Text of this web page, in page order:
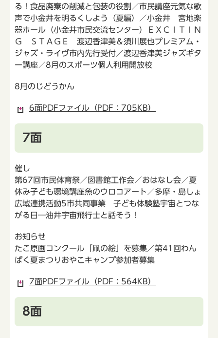
る！食品廃棄の削減と包装の役割／市民講座元気な歌
声で小金井を明るくしよう（夏編）／小金井 宮地楽
器ホール（小金井市民交流センター）ＥＸＣＩＴＩＮ
Ｇ ＳＴＡＧＥ 渡辺香津美＆須川展也プレミアム・
ジャズ・ライヴ市内先行受付／渡辺香津美ジャズギタ
ー講座／8月のスポーツ個人利用開放校
8月のじどうかん
6面PDFファイル（PDF：705KB）
7面
催し
第67回市民体育祭／図書館工作会／おはなし会／夏
休み子ども環境講座魚のウロコアート／多摩・島しょ
広域連携活動5市共同事業 子ども体験塾宇宙とつな
がる日―油井宇宙飛行士と話そう！
お知らせ
たこ原画コンクール「凧の絵」を募集／第41回わん
ぱく夏まつりおやこキャンプ参加者募集
7面PDFファイル（PDF：564KB）
8面